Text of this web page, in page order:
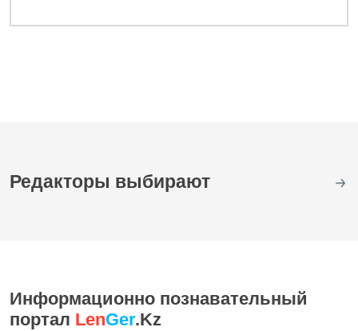
Редакторы выбирают
Информационно познавательный
портал LenGer.Kz